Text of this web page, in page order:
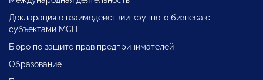
Декларация о взаимодействии крупного бизнеса с
субъектами МСП
Бюро по защите прав предпринимателей
Образование